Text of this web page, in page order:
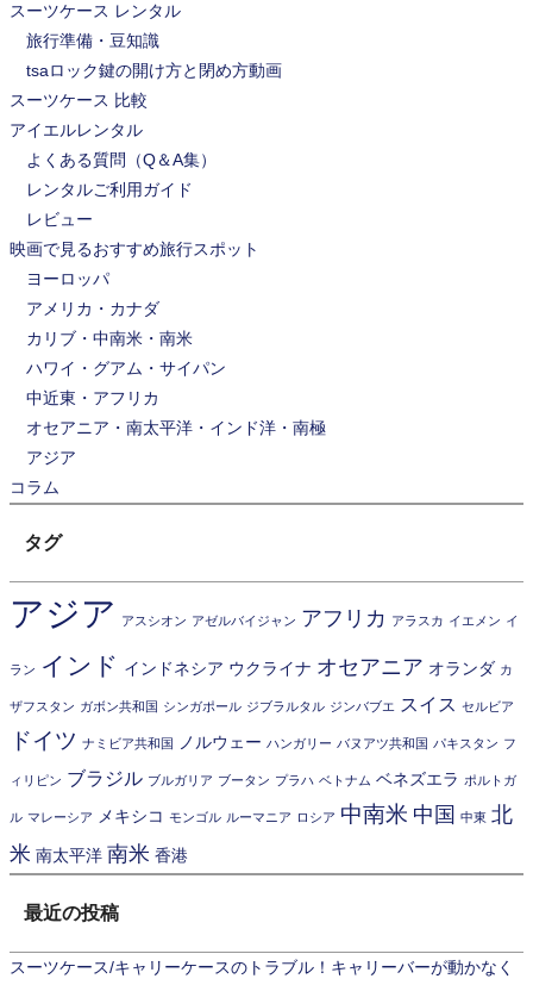
スーツケース レンタル
旅行準備・豆知識
tsaロック鍵の開け方と閉め方動画
スーツケース 比較
アイエルレンタル
よくある質問（Q＆A集）
レンタルご利用ガイド
レビュー
映画で見るおすすめ旅行スポット
ヨーロッパ
アメリカ・カナダ
カリブ・中南米・南米
ハワイ・グアム・サイパン
中近東・アフリカ
オセアニア・南太平洋・インド洋・南極
アジア
コラム
タグ
アジア アスシオン アゼルバイジャン アフリカ アラスカ イエメン イ
ラン インド インドネシア ウクライナ オセアニア オランダ カ
ザフスタン ガボン共和国 シンガポール ジブラルタル ジンバブエ スイス セルビア
ドイツ ナミビア共和国 ノルウェー ハンガリー バヌアツ共和国 パキスタン フ
ィリピン ブラジル ブルガリア ブータン プラハ ベトナム ベネズエラ ポルトガ
ル マレーシア メキシコ モンゴル ルーマニア ロシア 中南米 中国 中東 北
米 南太平洋 南米 香港
最近の投稿
スーツケース/キャリーケースのトラブル！キャリーバーが動かなく